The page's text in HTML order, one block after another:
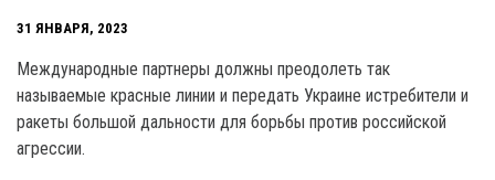
31 ЯНВАРЯ, 2023
Международные партнеры должны преодолеть так
называемые красные линии и передать Украине истребители и
ракеты большой дальности для борьбы против российской
агрессии.